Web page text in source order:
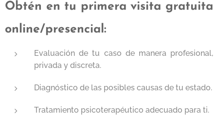
Obtén en tu primera visita gratuita
online/presencial:
Evaluación de tu caso de manera profesional,
privada y discreta.
Diagnóstico de las posibles causas de tu estado.
Tratamiento psicoterapéutico adecuado para ti.